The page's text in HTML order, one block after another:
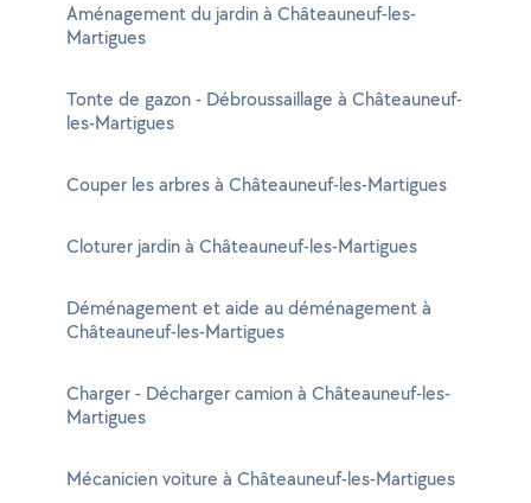
Aménagement du jardin à Châteauneuf-les-
Martigues
Tonte de gazon - Débroussaillage à Châteauneuf-
les-Martigues
Couper les arbres à Châteauneuf-les-Martigues
Cloturer jardin à Châteauneuf-les-Martigues
Déménagement et aide au déménagement à
Châteauneuf-les-Martigues
Charger - Décharger camion à Châteauneuf-les-
Martigues
Mécanicien voiture à Châteauneuf-les-Martigues